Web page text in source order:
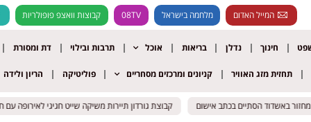
המייל האדום מלחמה בישראל 08TV קבוצות וואצפ פופולריות
חינוך נדלן בריאות אוכל תרבות ובילוי דת ומסורת
תחזית מזג האוויר קניונים ומרכזים מסחריים פוליטיקה הריון ולידה
באשדוד הסתיים בכתב אישום קבוצת גורדון תיירות משיקה שייט חגיגי לאירופה עם חני באשדוד הסתיים בכתב אישום קבוצת גורדון תיירות משיקה שייט חגיגי לאירופה עם חני